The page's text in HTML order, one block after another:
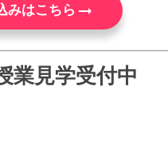
みはこちら arrow_right_alt
業見学受付中